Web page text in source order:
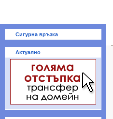
Сигурна връзка
Актуално